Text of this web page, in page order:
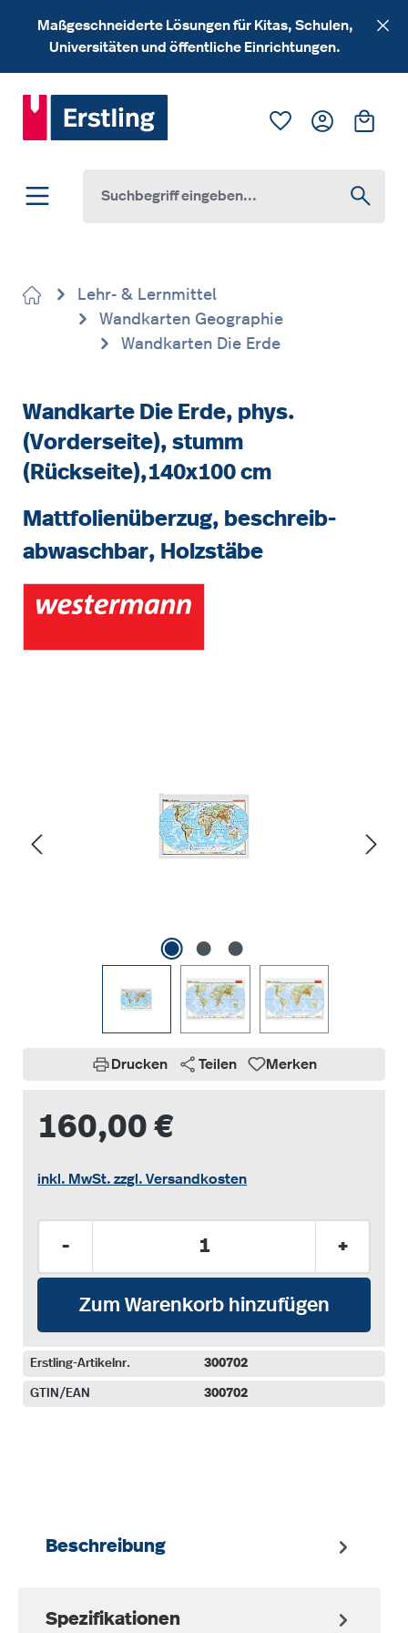
Zum Hauptinhalt springen
Maßgeschneiderte Lösungen für Kitas, Schulen,
Universitäten und öffentliche Einrichtungen.
Du hast 0
Lehr- & Lernmittel
Wandkarten Geographie
Wandkarten Die Erde
Wandkarte Die Erde, phys.
(Vorderseite), stumm
(Rückseite),140x100 cm
Mattfolienüberzug, beschreib-
abwaschbar, Holzstäbe
Drucken Teilen Merken
160,00 €
inkl. MwSt. zzgl. Versandkosten
- +
Zum Warenkorb hinzufügen
Erstling-Artikelnr. 300702
GTIN/EAN 300702
Beschreibung
Spezifikationen